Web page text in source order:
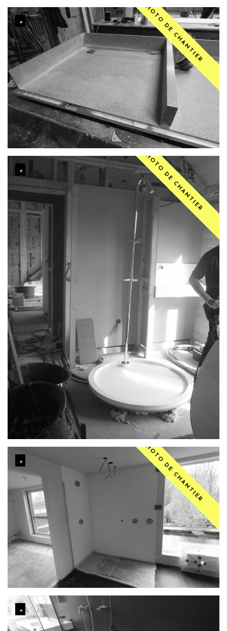
PHOTO DE CHANTIER
PHOTO DE CHANTIER
PHOTO DE CHANTIER